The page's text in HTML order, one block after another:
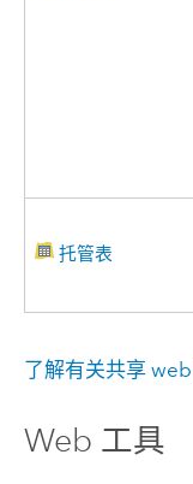
托管表
了解有关共享
Web 工具